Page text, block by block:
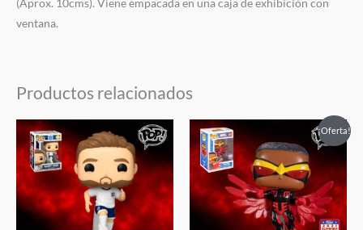
(Aprox. 10cms). Viene empacada en una caja de exhibición con
ventana.
Productos relacionados
El
precio
original
era:
$25.00.
precio
actual
es:
$22.50.
¡Oferta!
El
precio
original
era:
$45.00.
precio
actual
es:
$20.00.